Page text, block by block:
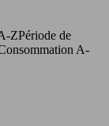
ZPériode de
A-